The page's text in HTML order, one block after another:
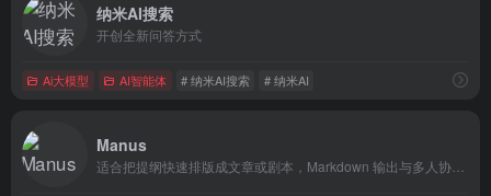
纳米AI搜索
开创全新问答方式
Ai大模型 AI智能体 # 纳米AI搜索 # 纳米AI
Manus